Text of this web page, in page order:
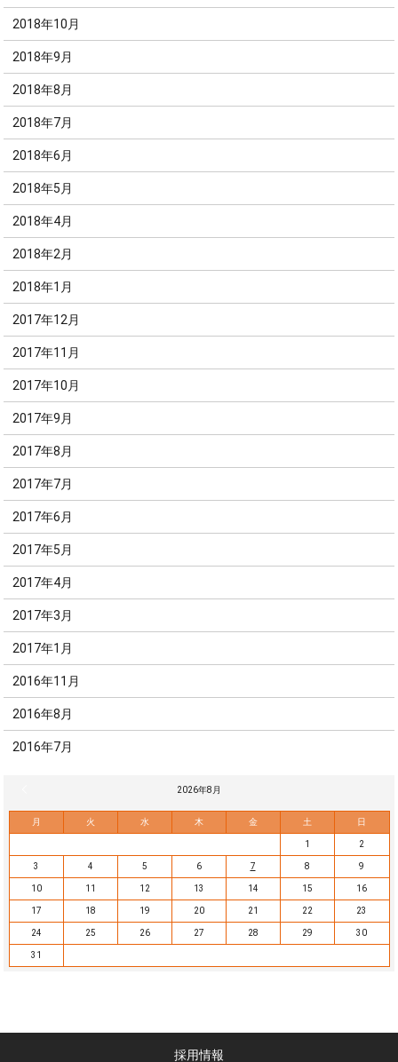
2018年10月
2018年9月
2018年8月
2018年7月
2018年6月
2018年5月
2018年4月
2018年2月
2018年1月
2017年12月
2017年11月
2017年10月
2017年9月
2017年8月
2017年7月
2017年6月
2017年5月
2017年4月
2017年3月
2017年1月
2016年11月
2016年8月
2016年7月
2026年8月
月 火 水 木 金 土 日
1 2
3 4 5 6 7 8 9
10 11 12 13 14 15 16
17 18 19 20 21 22 23
24 25 26 27 28 29 30
31
採用情報